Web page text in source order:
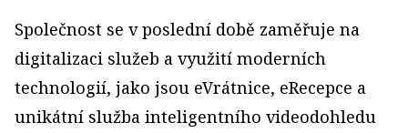
Společnost se v poslední době zaměřuje na
digitalizaci služeb a využití moderních
technologií, jako jsou eVrátnice, eRecepce a
unikátní služba inteligentního videodohledu